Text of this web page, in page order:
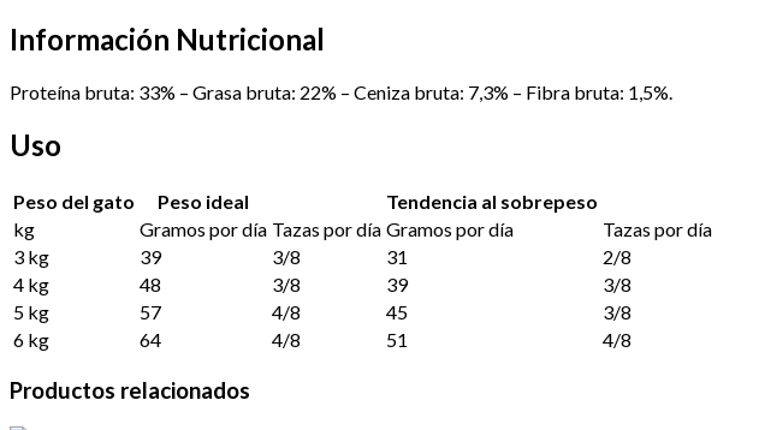
Información Nutricional
Proteína bruta: 33% – Grasa bruta: 22% – Ceniza bruta: 7,3% – Fibra bruta: 1,5%.
Uso
Peso del gato Peso ideal
Tendencia al sobrepeso
kg
Gramos por día Tazas por día Gramos por día
Tazas por día
3 kg
39 3/8 31
2/8
4 kg
48 3/8 39
3/8
5 kg
57 4/8 45
3/8
6 kg
64 4/8 51 4/8
Productos relacionados